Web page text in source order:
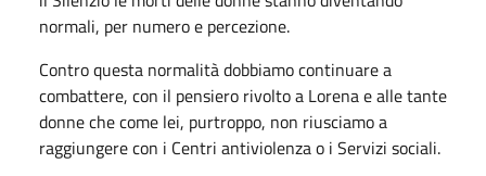
normali, per numero e percezione.
Contro questa normalità dobbiamo continuare a
combattere, con il pensiero rivolto a Lorena e alle tante
donne che come lei, purtroppo, non riusciamo a
raggiungere con i Centri antiviolenza o i Servizi sociali.